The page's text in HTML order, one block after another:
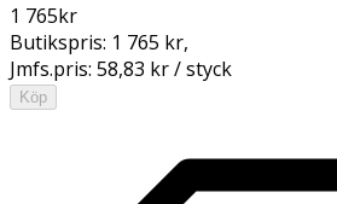
1 765kr
Butikspris: 1 765 kr,
Jmfs.pris: 58,83 kr / styck
Köp